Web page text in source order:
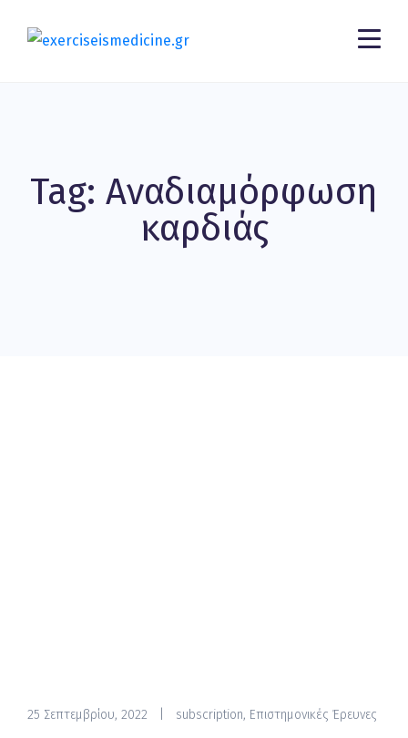
Tag: Αναδιαμόρφωση
καρδιάς
25 Σεπτεμβρίου, 2022 subscription, Επιστημονικές Έρευνες